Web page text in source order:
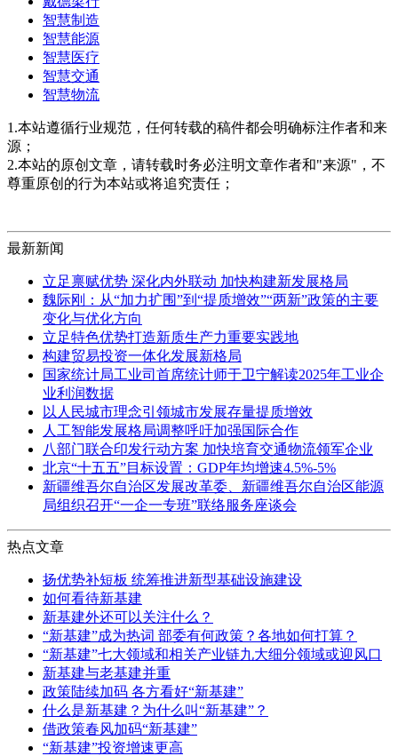
智慧制造
智慧能源
智慧医疗
智慧交通
智慧物流
1.本站遵循行业规范，任何转载的稿件都会明确标注作者和来
源；
2.本站的原创文章，请转载时务必注明文章作者和"来源"，不
尊重原创的行为本站或将追究责任；
最新新闻
立足禀赋优势 深化内外联动 加快构建新发展格局
魏际刚：从“加力扩围”到“提质增效”“两新”政策的主要
变化与优化方向
立足特色优势打造新质生产力重要实践地
构建贸易投资一体化发展新格局
国家统计局工业司首席统计师于卫宁解读2025年工业企
业利润数据
以人民城市理念引领城市发展存量提质增效
人工智能发展格局调整呼吁加强国际合作
八部门联合印发行动方案 加快培育交通物流领军企业
北京“十五五”目标设置：GDP年均增速4.5%-5%
新疆维吾尔自治区发展改革委、新疆维吾尔自治区能源
局组织召开“一企一专班”联络服务座谈会
热点文章
扬优势补短板 统筹推进新型基础设施建设
如何看待新基建
新基建外还可以关注什么？
“新基建”成为热词 部委有何政策？各地如何打算？
“新基建”七大领域和相关产业链九大细分领域或迎风口
新基建与老基建并重
政策陆续加码 各方看好“新基建”
什么是新基建？为什么叫“新基建”？
借政策春风加码“新基建”
“新基建”投资增速更高